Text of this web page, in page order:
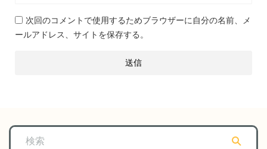
次回のコメントで使用するためブラウザーに自分の名前、メ
ールアドレス、サイトを保存する。